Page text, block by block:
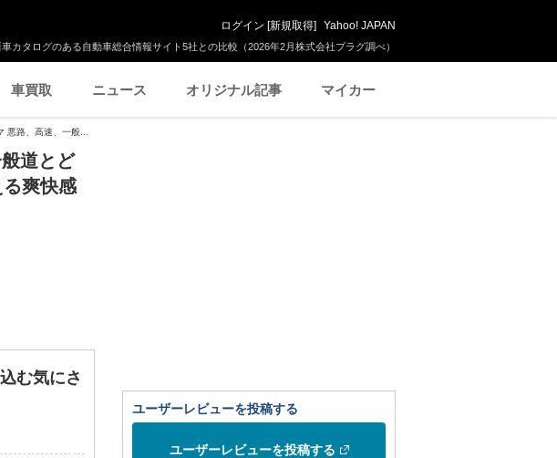
カタログのある自動車総合情報サイト5社との比較（2026年2月株式会社プラグ調べ）
ログイン [新規取得] Yahoo! JAPAN
車買取 ニュース オリジナル記事 マイカー
悪路、高速、一般...
道とど
爽快感
む気にさ
ユーザーレビューを投稿する
ユーザーレビューを投稿する